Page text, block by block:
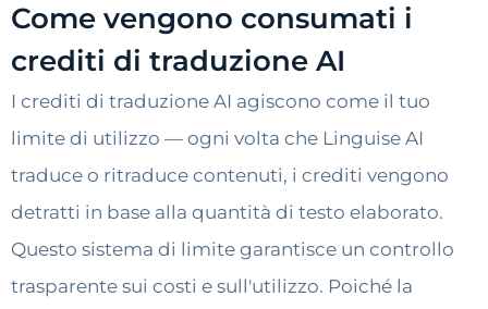
Come vengono consumati i
crediti di traduzione AI
I crediti di traduzione AI agiscono come il tuo
limite di utilizzo — ogni volta che Linguise AI
traduce o ritraduce contenuti, i crediti vengono
detratti in base alla quantità di testo elaborato.
Questo sistema di limite garantisce un controllo
trasparente sui costi e sull'utilizzo. Poiché la